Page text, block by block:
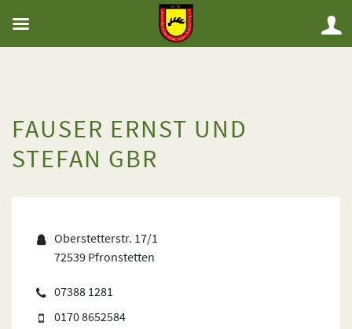
FAUSER ERNST UND
STEFAN GBR
Oberstetterstr. 17/1
72539 Pfronstetten
07388 1281
0170 8652584